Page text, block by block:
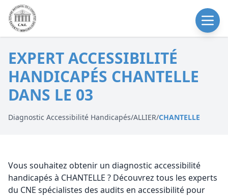
EXPERT ACCESSIBILITÉ
HANDICAPÉS CHANTELLE
DANS LE 03
Diagnostic Accessibilité Handicapés/ALLIER/CHANTELLE
Vous souhaitez obtenir un diagnostic accessibilité
handicapés à CHANTELLE ? Découvrez tous les experts
du CNE spécialistes des audits en accessibilité pour